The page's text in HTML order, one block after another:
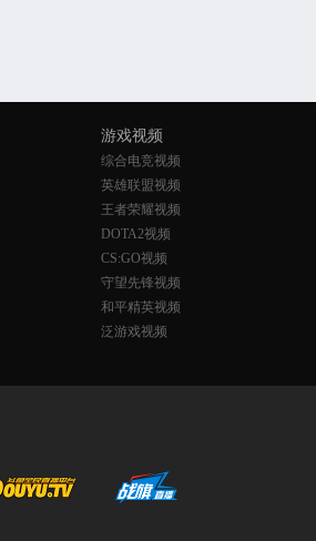
游戏视频
综合电竞视频
英雄联盟视频
王者荣耀视频
DOTA2视频
CS:GO视频
守望先锋视频
和平精英视频
泛游戏视频